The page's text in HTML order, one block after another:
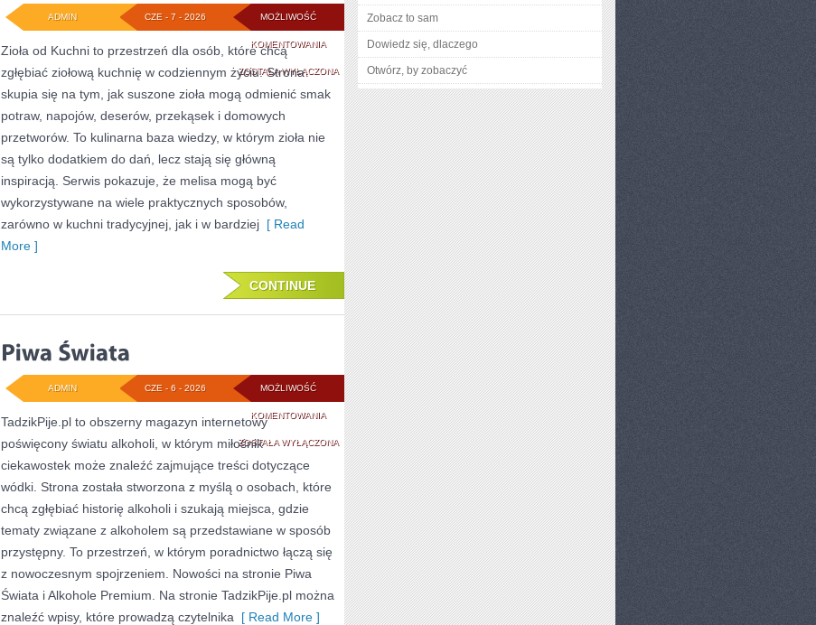
MOŻLIWOŚĆ
KOMENTOWANIADIY
–
DOMOWE
MIESZANKI
NALEWKI
ZOSTAŁA WYŁĄCZONA
CZE - 7 - 2026
ADMIN
Zioła od Kuchni to przestrzeń dla osób, które chcą
zgłębiać ziołową kuchnię w codziennym życiu. Strona
skupia się na tym, jak suszone zioła mogą odmienić smak
potraw, napojów, deserów, przekąsek i domowych
przetworów. To kulinarna baza wiedzy, w którym zioła nie
są tylko dodatkiem do dań, lecz stają się główną
inspiracją. Serwis pokazuje, że melisa mogą być
wykorzystywane na wiele praktycznych sposobów,
zarówno w kuchni tradycyjnej, jak i w bardziej [ Read
More ]
CONTINUE
MOŻLIWOŚĆ
KOMENTOWANIAPIWA
ŚWIATA
ZOSTAŁA WYŁĄCZONA
CZE - 6 - 2026
ADMIN
TadzikPije.pl to obszerny magazyn internetowy
poświęcony światu alkoholi, w którym miłośnik
ciekawostek może znaleźć zajmujące treści dotyczące
wódki. Strona została stworzona z myślą o osobach, które
chcą zgłębiać historię alkoholi i szukają miejsca, gdzie
tematy związane z alkoholem są przedstawiane w sposób
przystępny. To przestrzeń, w którym poradnictwo łączą się
z nowoczesnym spojrzeniem. Nowości na stronie Piwa
Świata i Alkohole Premium. Na stronie TadzikPije.pl można
znaleźć wpisy, które prowadzą czytelnika [ Read More ]
Zobacz to sam
Dowiedz się, dlaczego
Otwórz, by zobaczyć